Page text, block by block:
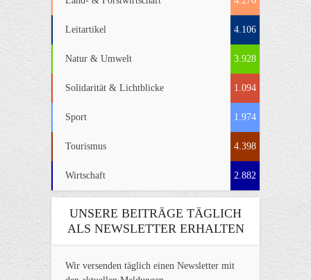
Leitartikel 4.106
Natur & Umwelt 3.928
Solidarität & Lichtblicke 1.094
Sport 1.974
Tourismus 4.398
Wirtschaft 2.882
UNSERE BEITRÄGE TÄGLICH
ALS NEWSLETTER ERHALTEN
Wir versenden täglich einen Newsletter mit